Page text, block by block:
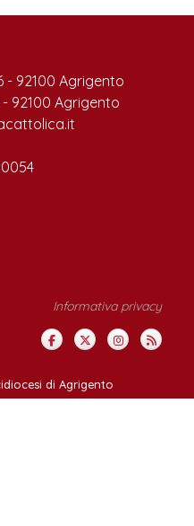
- 92100 Agrigento
- 92100 Agrigento
Informativa privacy
di Agrigento